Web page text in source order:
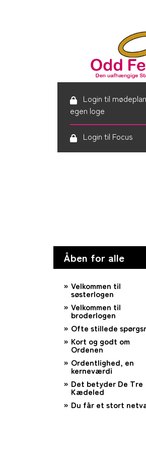
Login til
egen loge
Login til Focus
Åben for alle
Velkommen til
søsterlogen
Velkommen til
broderlogen
Ofte stillede
Kort og godt om
Ordenen
Ordentlighed, en
kerneværdi
Det betyder De Tre
Kædeled
Du får et stort